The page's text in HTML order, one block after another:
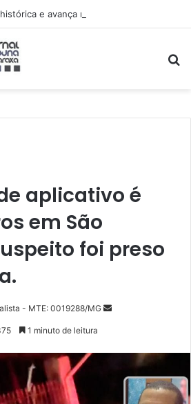
aplicativo é
em São
foi preso
- MTE: 0019288/MG
Mande
1 minuto de leitura